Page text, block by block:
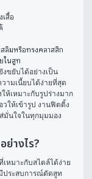
เสื้อ
ลิมหรือทรงคลาสสิก
ในสูท
ขยับได้อย่างเป็น
ามเนี้ยบได้ง่ายที่สุด
ห้เหมาะกับรูปร่างมาก
ให้เข้ารูป งานฟิตติ้ง
มั่นใจในทุกมุมมอง
างไร?
หมาะกับสไตล์ได้ง่าย
ประสบการณ์ตัดสูท